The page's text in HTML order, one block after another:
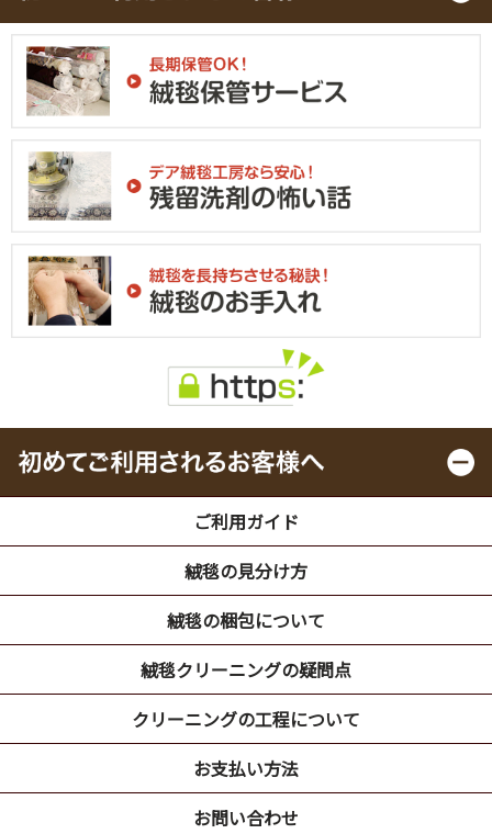
ご利用ガイド
絨毯の見分け方
絨毯の梱包について
絨毯クリーニングの疑問点
クリーニングの工程について
お支払い方法
お問い合わせ